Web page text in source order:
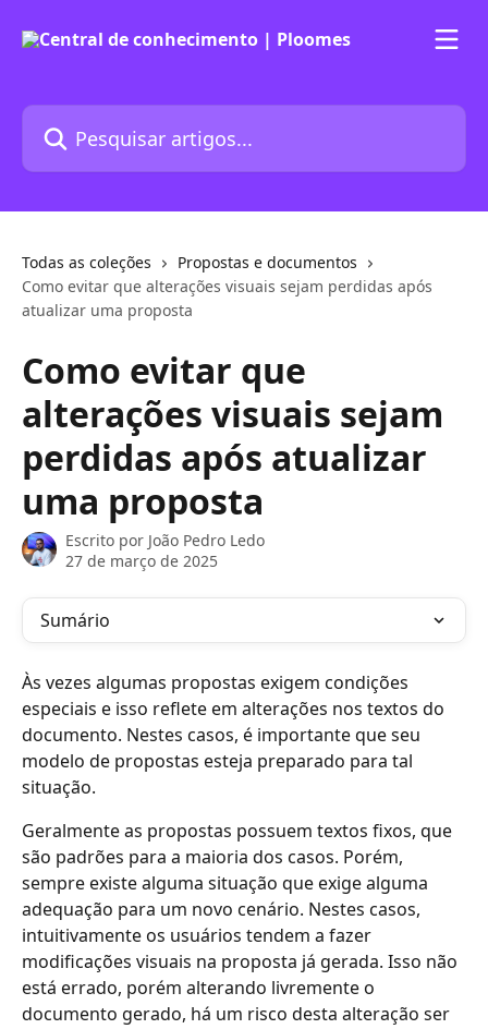
Pesquisar artigos...
Todas as coleções
Propostas e documentos
Como evitar que alterações visuais sejam perdidas após
atualizar uma proposta
Como evitar que
alterações visuais sejam
perdidas após atualizar
uma proposta
Escrito por João Pedro Ledo
27 de março de 2025
Sumário
Às vezes algumas propostas exigem condições
especiais e isso reflete em alterações nos textos do
documento. Nestes casos, é importante que seu
modelo de propostas esteja preparado para tal
situação.
Geralmente as propostas possuem textos fixos, que
são padrões para a maioria dos casos. Porém,
sempre existe alguma situação que exige alguma
adequação para um novo cenário. Nestes casos,
intuitivamente os usuários tendem a fazer
modificações visuais na proposta já gerada. Isso não
está errado, porém alterando livremente o
documento gerado, há um risco desta alteração ser